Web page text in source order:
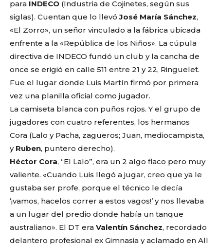
para INDECO (Industria de Cojinetes, según sus
siglas). Cuentan que lo llevóJosé María Sánchez,
«El Zorro», un señor vinculado a la fábrica ubicada
enfrente a la «República de los Niños». La cúpula
directiva de INDECO fundó un club y la cancha de
once se erigió en calle 511 entre 21 y 22, Ringuelet.
Fue el lugar donde Luis Martín firmó por primera
vez una planilla oficial como jugador.
La camiseta blanca con puños rojos. Y el grupo de
jugadores con cuatro referentes, los hermanos
Cora (Lalo y Pacha, zagueros; Juan, mediocampista,
y Ruben, puntero derecho).
Héctor Cora, “El Lalo”, era un 2 algo flaco pero muy
valiente. «Cuando Luis llegó a jugar, creo que ya le
gustaba ser profe, porque el técnico le decía
‘¡vamos, hacelos correr a estos vagos!’ y nos llevaba
a un lugar del predio donde había un tanque
australiano». El DT era Valentín Sánchez, recordado
delantero profesional ex Gimnasia y aclamado en All